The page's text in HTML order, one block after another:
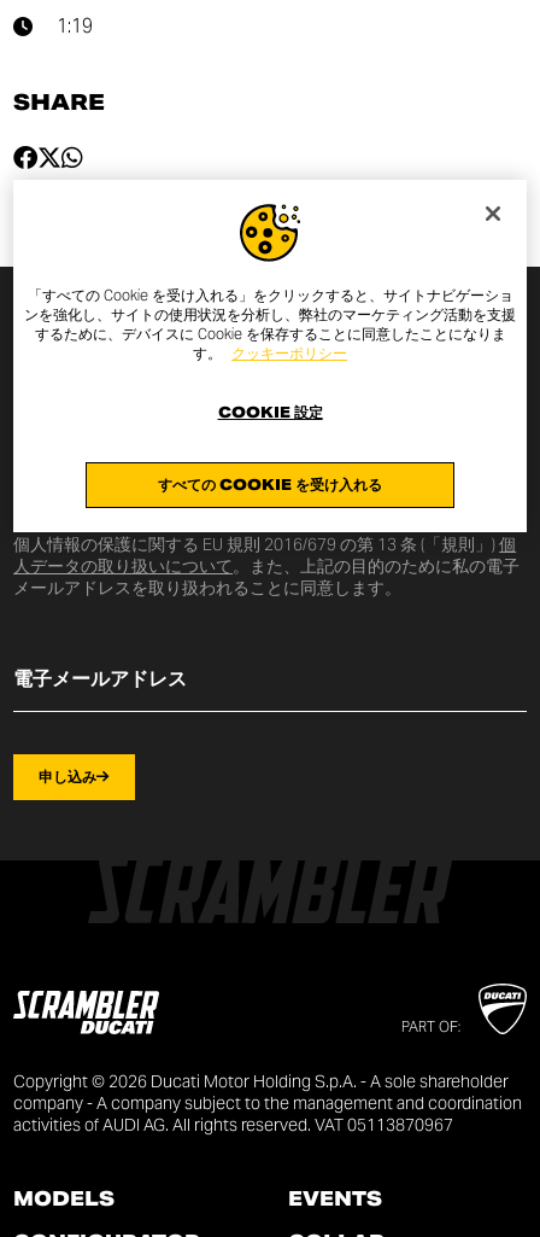
1:19
SHARE
ニュースレターのお申し込み
下記にメールアドレスを入力すると、スクランブラー・ド
す。スクランブラー・ドゥカティの最新ニュースやキャン
ペーン情報をお届けします。
個人情報の保護に関する EU 規則 2016/679 の第 13 条 (「規則」)個
人データの取り扱いについて。また、上記の目的のために私の電子
メールアドレスを取り扱われることに同意します。
申し込み
PART OF:
Copyright © 2026 Ducati Motor Holding S.p.A. - A sole shareholder
company - A company subject to the management and coordination
activities of AUDI AG. All rights reserved. VAT 05113870967
MODELS
EVENTS
「すべての Cookie を受け入れる」をクリックすると、サイトナビゲーショ
ンを強化し、サイトの使用状況を分析し、弊社のマーケティング活動を支援
するために、デバイスに Cookie を保存することに同意したことになりま
す。
クッキーポリシー
すべての COOKIE を受け入れる
COOKIE 設定